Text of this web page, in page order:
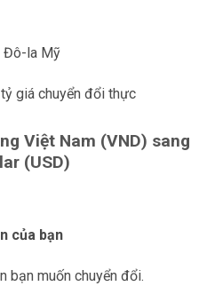
Đô-la Mỹ
giá chuyển đổi thực
Việt Nam (VND) sang
(USD)
của bạn
bạn muốn chuyển đổi.